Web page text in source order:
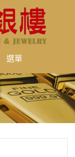
選單